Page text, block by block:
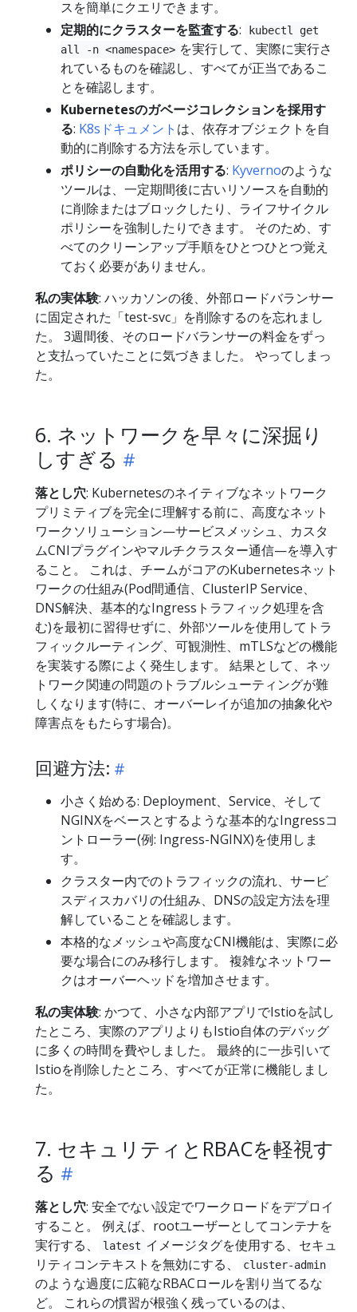
スを簡単にクエリできます。
定期的にクラスターを監査する:
kubectl get
all -n <namespace> を実行して、実際に実行さ
れているものを確認し、すべてが正当であるこ
とを確認します。
Kubernetesのガベージコレクションを採用す
る: K8sドキュメント は、依存オブジェクトを自
動的に削除する方法を示しています。
ポリシーの自動化を活用する: Kyvernoのような
ツールは、一定期間後に古いリソースを自動的
に削除またはブロックしたり、ライフサイクル
ポリシーを強制したりできます。 そのため、す
べてのクリーンアップ手順をひとつひとつ覚え
ておく必要がありません。
私の実体験: ハッカソンの後、外部ロードバランサー
に固定された「test-svc」を削除するのを忘れまし
た。 3週間後、そのロードバランサーの料金をずっ
と支払っていたことに気づきました。 やってしまっ
た。
6. ネットワークを早々に深掘り
しすぎる
落とし穴: Kubernetesのネイティブなネットワーク
プリミティブを完全に理解する前に、高度なネット
ワークソリューション—サービスメッシュ、カスタ
ムCNIプラグインやマルチクラスター通信—を導入す
ること。 これは、チームがコアのKubernetesネット
ワークの仕組み(Pod間通信、ClusterIP Service、
DNS解決、基本的なIngressトラフィック処理を含
む)を最初に習得せずに、外部ツールを使用してトラ
フィックルーティング、可観測性、mTLSなどの機能
を実装する際によく発生します。 結果として、ネッ
トワーク関連の問題のトラブルシューティングが難
しくなります(特に、オーバーレイが追加の抽象化や
障害点をもたらす場合)。
回避方法:
小さく始める: Deployment、Service、そして
NGINXをベースとするような基本的なIngressコ
ントローラー(例: Ingress-NGINX)を使用しま
す。
クラスター内でのトラフィックの流れ、サービ
スディスカバリの仕組み、DNSの設定方法を理
解していることを確認します。
本格的なメッシュや高度なCNI機能は、実際に必
要な場合にのみ移行します。 複雑なネットワー
クはオーバーヘッドを増加させます。
私の実体験: かつて、小さな内部アプリでIstioを試し
たところ、実際のアプリよりもIstio自体のデバッグ
に多くの時間を費やしました。 最終的に一歩引いて
Istioを削除したところ、すべてが正常に機能しまし
た。
7. セキュリティとRBACを軽視す
る
落とし穴: 安全でない設定でワークロードをデプロイ
すること。 例えば、rootユーザーとしてコンテナを
実行する、
latest イメージタグを使用する、セキュ
リティコンテキストを無効にする、
cluster-admin
のような過度に広範なRBACロールを割り当てるな
ど。 これらの慣習が根強く残っているのは、